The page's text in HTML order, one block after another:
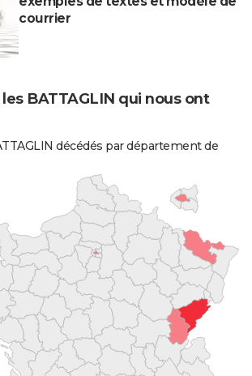
courrier
BATTAGLIN qui nous ont
décédés par département de